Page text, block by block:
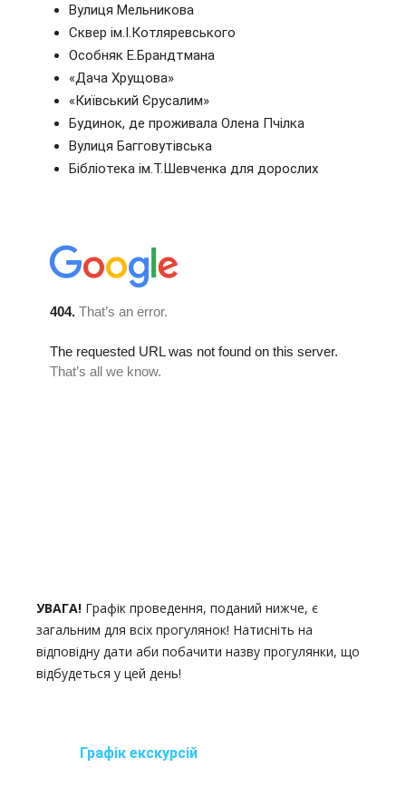
Вулиця Мельникова
Сквер ім.І.Котляревського
Особняк Е.Брандтмана
«Дача Хрущова»
«Київський Єрусалим»
Будинок, де проживала Олена Пчілка
Вулиця Багговутівська
Бібліотека ім.Т.Шевченка для дорослих
УВАГА! Графік проведення, поданий нижче, є
загальним для всіх прогулянок! Натисніть на
відповідну дати аби побачити назву прогулянки, що
відбудеться у цей день!
Графік екскурсій